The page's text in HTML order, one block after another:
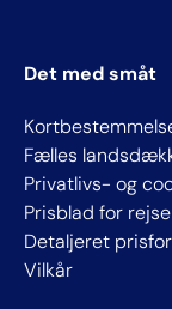
Det med småt
Fælles
Privatlivs- og
Prisblad for
Detaljeret
Vilkår